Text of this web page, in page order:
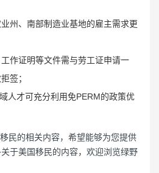
州、南部制造业基地的雇主需求更
作证明等文件需与劳工证申请一
签；
人才可充分利用免PERM的政策优
民的相关内容，希望能够为您提供
于美国移民的内容，欢迎浏览绿野